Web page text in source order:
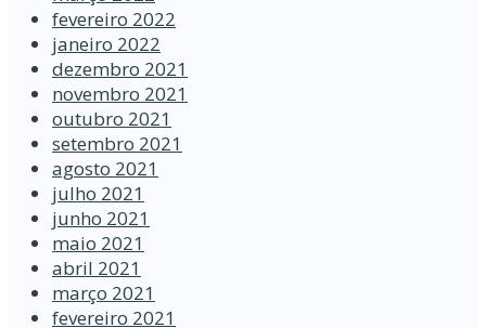
fevereiro 2022
janeiro 2022
dezembro 2021
novembro 2021
outubro 2021
setembro 2021
agosto 2021
julho 2021
junho 2021
maio 2021
abril 2021
março 2021
fevereiro 2021